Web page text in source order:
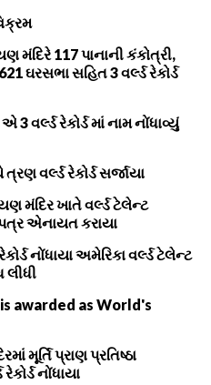
મંદિરે 117 પાનાની કંકોત્રી,
ઘરસભા સહિત 3 વર્લ્ડ રેકોર્ડ
3 વર્લ્ડ રેકોર્ડ માં નામ નોંધાવ્યું
વર્લ્ડ રેકોર્ડ સર્જાયા
મંદિર ખાતે વર્લ્ડ ટેલેન્ટ
એનાયત કરાયા
નોંધાયા અમેરિકા વર્લ્ડ ટેલેન્ટ
awarded as World's
મૂર્તિ પ્રાણ પ્રતિષ્ઠા
નોંધાયા